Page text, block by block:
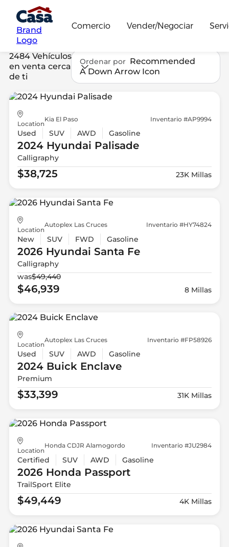
Brand
Logo
Comercio Vender/Negociar
2484 Vehículos
en venta cerca
de ti
Ordenar por Recommended
A Down Arrow Icon
Location
Kia El Paso Inventario #AP9994
Used SUV AWD Gasoline
2024 Hyundai Palisade
Calligraphy
$38,725 23K Millas
Location
Autoplex Las Cruces Inventario #HY74824
New SUV FWD Gasoline
2026 Hyundai Santa Fe
Calligraphy
was$49,440
$46,939 8 Millas
Location
Autoplex Las Cruces Inventario #FP58926
Used SUV AWD Gasoline
2024 BuickEnclave
Premium
$33,399 31K Millas
Location
Honda CDJR Alamogordo Inventario #JU2984
Certified SUV AWD Gasoline
2026 Honda Passport
TrailSport Elite
$49,449 4K Millas